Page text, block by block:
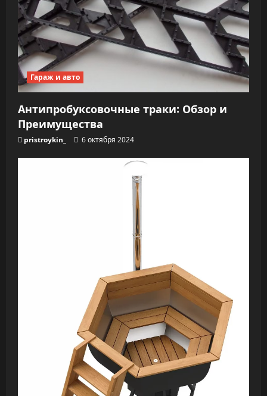
Гараж и авто
Антипробуксовочные траки: Обзор и
Преимущества
pristroykin_ 6 октября 2024